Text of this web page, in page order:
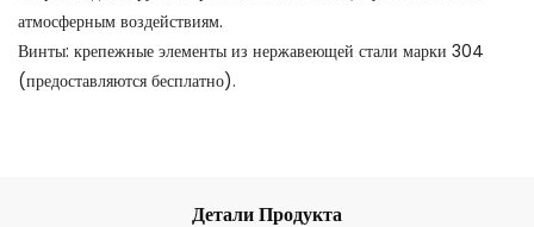
атмосферным воздействиям.
Винты: крепежные элементы из нержавеющей стали марки 304
(предоставляются бесплатно).
Детали Продукта